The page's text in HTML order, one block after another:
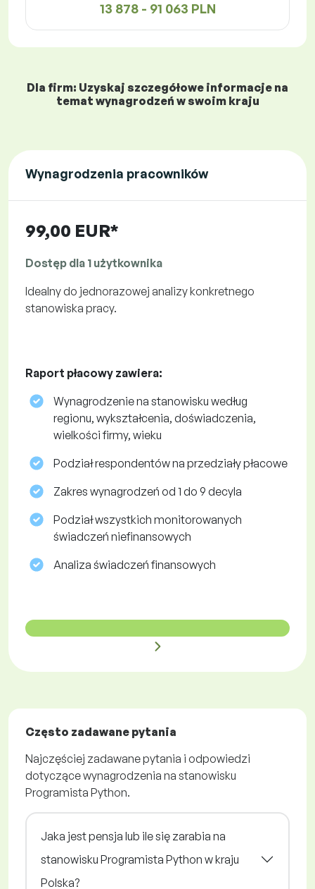
13 878 - 91 063 PLN
Dla firm: Uzyskaj szczegółowe informacje na
temat wynagrodzeń w swoim kraju
Wynagrodzenia pracowników
99,00 EUR*
Dostęp dla 1 użytkownika
Idealny do jednorazowej analizy konkretnego
stanowiska pracy.
Raport płacowy zawiera:
Wynagrodzenie na stanowisku według
regionu, wykształcenia, doświadczenia,
wielkości firmy, wieku
Podział respondentów na przedziały płacowe
Zakres wynagrodzeń od 1 do 9 decyla
Podział wszystkich monitorowanych
świadczeń niefinansowych
Analiza świadczeń finansowych
Często zadawane pytania
Najczęściej zadawane pytania i odpowiedzi
dotyczące wynagrodzenia na stanowisku
Programista Python.
Jaka jest pensja lub ile się zarabia na
stanowisku Programista Python w kraju
Polska?